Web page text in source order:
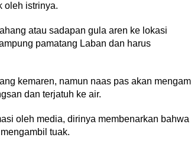
oleh istrinya.
atau sadapan gula aren ke lokasi
pamatang Laban dan harus
kemaren, namun naas pas akan
dan terjatuh ke air.
oleh media, dirinya membenarkan bahwa
tuak.